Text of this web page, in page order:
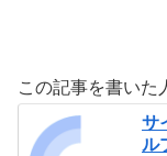
この記事を書いた
サ
ル